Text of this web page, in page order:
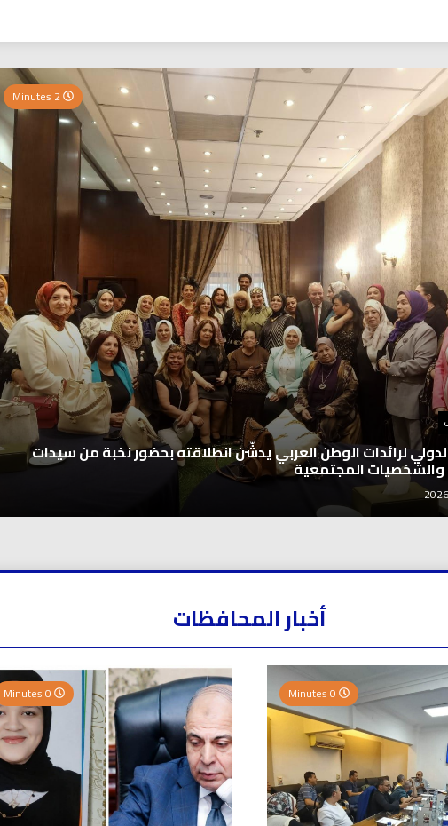
نيوز
0 Minutes
اخبار العرب
اغنيتين وطنيتين جميلتين للفنان المايسترو ابراهيم بركات
أخبار المحافظات